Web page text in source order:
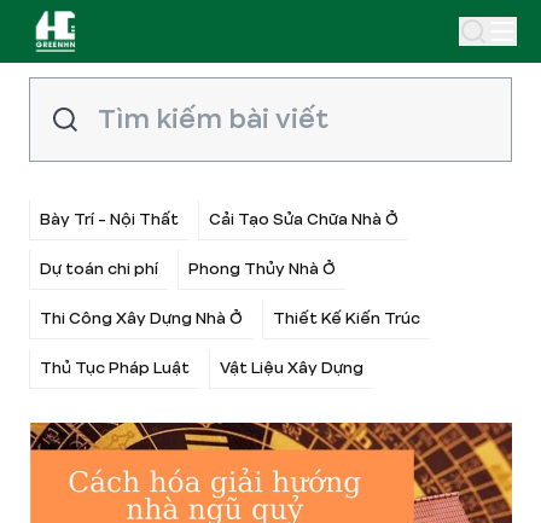
Bày Trí - Nội Thất Cải Tạo Sửa Chữa Nhà Ở
Dự toán chi phí Phong Thủy Nhà Ở
Thi Công Xây Dựng Nhà Ở Thiết Kế Kiến Trúc
Thủ Tục Pháp Luật Vật Liệu Xây Dựng